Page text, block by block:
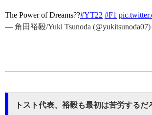
The Power of Dreams??#YT22 #F1
— 角田裕毅/Yuki Tsunoda (@yukitsunoda07)
トスト代表、裕毅も最初は苦労するだ